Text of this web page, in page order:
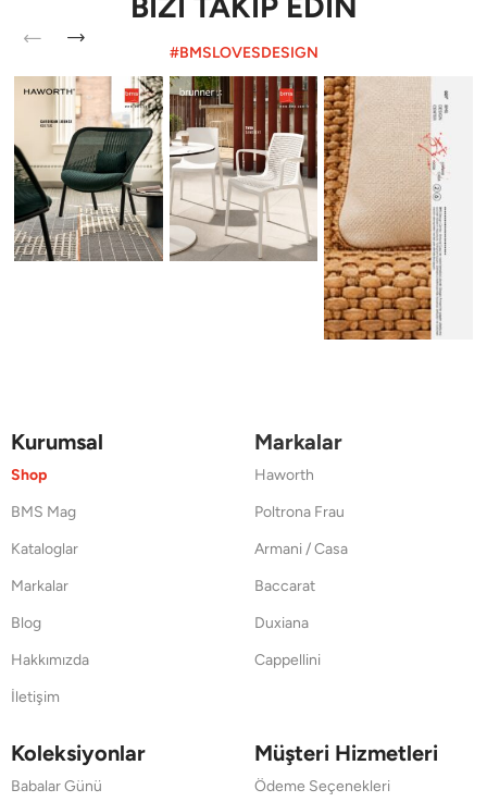
#BMSLOVESDESIGN
Kurumsal
Shop
BMS Mag
Kataloglar
Markalar
Blog
Hakkımızda
İletişim
Markalar
Haworth
Poltrona Frau
Armani / Casa
Baccarat
Duxiana
Cappellini
Koleksiyonlar
Babalar Günü
Müşteri Hizmetleri
Ödeme Seçenekleri